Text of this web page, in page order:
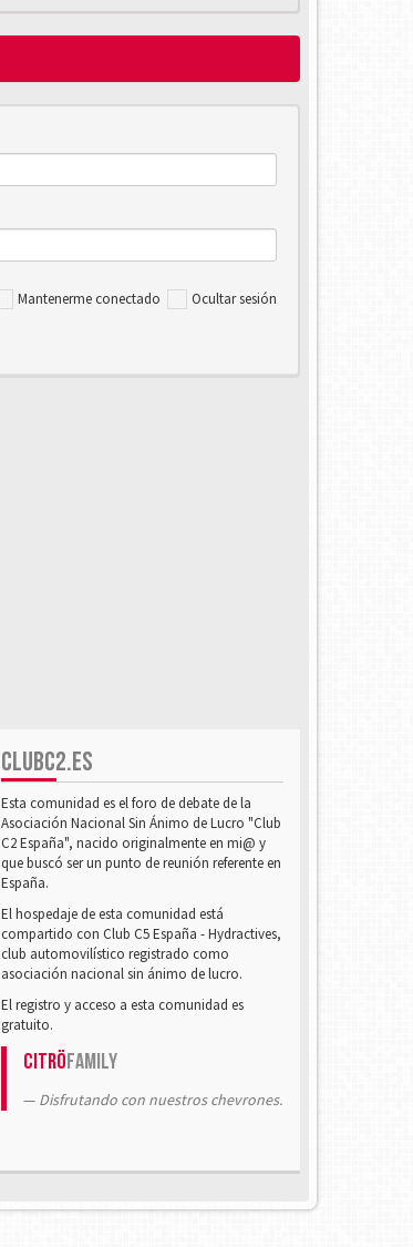
Mantenerme conectado Ocultar sesión
CLUBC2.ES
Esta comunidad es el foro de debate de la
Asociación Nacional Sin Ánimo de Lucro "Club
C2 España", nacido originalmente en mi@ y
que buscó ser un punto de reunión referente en
España.
El hospedaje de esta comunidad está
compartido con Club C5 España - Hydractives,
club automovilístico registrado como
asociación nacional sin ánimo de lucro.
El registro y acceso a esta comunidad es
gratuito.
CitröFamily
Disfrutando con nuestros chevrones.